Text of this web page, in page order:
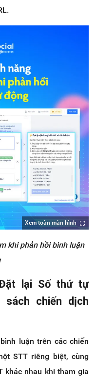
Xem toàn màn hình
khi phản hồi bình luận
lại Số thứ tự
sách chiến dịch
luận trên các chiến
STT riêng biệt, cùng
khác nhau khi tham gia